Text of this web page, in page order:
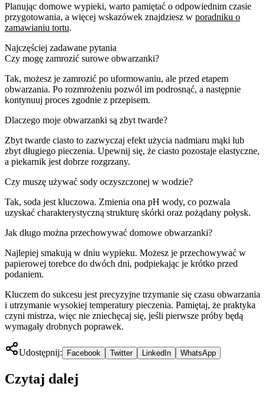
Planując domowe wypieki, warto pamiętać o odpowiednim czasie
przygotowania, a więcej wskazówek znajdziesz w poradniku o
zamawianiu tortu.
Najczęściej zadawane pytania
Czy mogę zamrozić surowe obwarzanki?
Tak, możesz je zamrozić po uformowaniu, ale przed etapem
obwarzania. Po rozmrożeniu pozwól im podrosnąć, a następnie
kontynuuj proces zgodnie z przepisem.
Dlaczego moje obwarzanki są zbyt twarde?
Zbyt twarde ciasto to zazwyczaj efekt użycia nadmiaru mąki lub
zbyt długiego pieczenia. Upewnij się, że ciasto pozostaje elastyczne,
a piekarnik jest dobrze rozgrzany.
Czy muszę używać sody oczyszczonej w wodzie?
Tak, soda jest kluczowa. Zmienia ona pH wody, co pozwala
uzyskać charakterystyczną strukturę skórki oraz pożądany połysk.
Jak długo można przechowywać domowe obwarzanki?
Najlepiej smakują w dniu wypieku. Możesz je przechowywać w
papierowej torebce do dwóch dni, podpiekając je krótko przed
podaniem.
Kluczem do sukcesu jest precyzyjne trzymanie się czasu obwarzania
i utrzymanie wysokiej temperatury pieczenia. Pamiętaj, że praktyka
czyni mistrza, więc nie zniechęcaj się, jeśli pierwsze próby będą
wymagały drobnych poprawek.
Udostępnij: Facebook Twitter LinkedIn WhatsApp
Czytaj dalej